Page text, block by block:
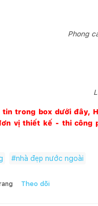
Phong
trong box dưới đây,
vị thiết kế - thi công
#nhà đẹp nước ngoài
Theo dõi